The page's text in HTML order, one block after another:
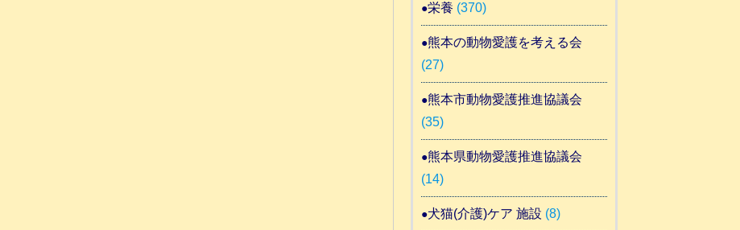
栄養 (370)
熊本の動物愛護を考える会
(27)
熊本市動物愛護推進協議会
(35)
熊本県動物愛護推進協議会
(14)
犬猫(介護)ケア 施設 (8)